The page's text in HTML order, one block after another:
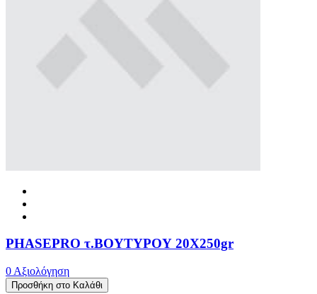
PHASEPRO τ.ΒΟΥΤΥΡΟΥ 20X250gr
0 Αξιολόγηση
Προσθήκη στο Καλάθι